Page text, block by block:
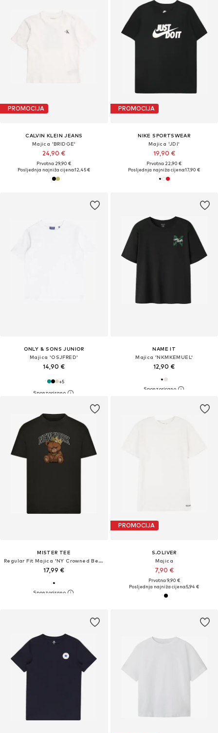
PROMOCIJA
CALVIN KLEIN JEANS
Majica 'BRIDGE'
24,90 €
Prvotno: 29,90 €
Posljednja najniža cijena:12,45 €
PROMOCIJA
NIKE SPORTSWEAR
Majica 'JDI'
19,90 €
Prvotno: 22,90 €
Posljednja najniža cijena:17,90 €
ONLY & SONS JUNIOR
Majica 'OSJFRED'
14,90 €
+5
NAME IT
Majica 'NKMKEMUEL'
12,90 €
MISTER TEE
Regular Fit Majica 'NY Crowned Bear'
17,99 €
PROMOCIJA
S.OLIVER
Majica
7,90 €
Prvotno: 9,90 €
Posljednja najniža cijena:5,94 €